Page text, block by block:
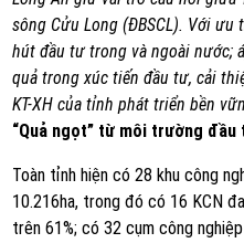
sông Cửu Long (ĐBSCL). Với ưu
hút đầu tư trong và ngoài nước;
quả trong xúc tiến đầu tư, cải
KT-XH của tỉnh phát triển bền
“Quả ngọt” từ môi trường đầu
Toàn tỉnh hiện có 28 khu công
10.216ha, trong đó có 16 KCN
trên 61%; có 32 cụm công